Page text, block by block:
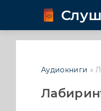
Аудиокниги »